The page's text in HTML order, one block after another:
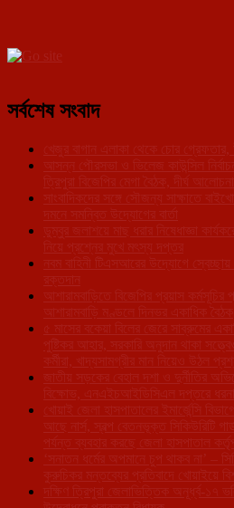
সর্বশেষ সংবাদ
খেজুর বাগান এলাকা থেকে চোর
আসন্ন পৌরসভা ও ভিলেজ কাউন্সিল
ত্রিপুরা বিজেপির মেগা বৈঠক, দীর্ঘ
সাংবাদিকদের সঙ্গে সৌজন্য সাক্ষাতে
দমনে সমন্বিত উদ্যোগের বার্তা
ডুম্বুর জলাশয়ে মাছ ধরার নিষেধাজ্ঞা
নিয়ে প্রশ্নের মুখে মৎস্য দপ্তর
নবম বাহিনী টিএসআরের উদ্যোগে
রক্তদান
আশারামবাড়িতে বিজেপির প্রয়াস কর্মসূচির
আশারামবাড়ি মণ্ডলে দিনভর একাধিক বৈঠক
৫ মাসের বকেয়া বিলের জেরে সাব্রুমের
পুষ্টিকর আহার, সরকারি অনুদান থাকা
কর্মীরা, খাদ্যসামগ্রীর মান নিয়েও উঠল
জাতীয় সড়কের বেহাল দশা ও দুর্নীতির
বিক্ষোভ, এনএইচআইডিসিএল দপ্তরে ধরনা
খোয়াই জেলা হাসপাতালের ইমার্জেন্সি
আছে নার্স, স্বল্প বেতনভূক্ত সিকিউরিটি
পর্যন্ত ব্যবহার করছে জেলা হাসপাতাল
‘সনাতন ধর্মের অপমানে চুপ থাকব না’ –
কুরুচিকর মন্তব্যের প্রতিবাদে খোয়াইয়ে
দক্ষিণ ত্রিপুরা জেলাভিত্তিক অনূর্ধ্ব-১৭